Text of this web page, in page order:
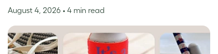
August 4, 2026 • 4 min read